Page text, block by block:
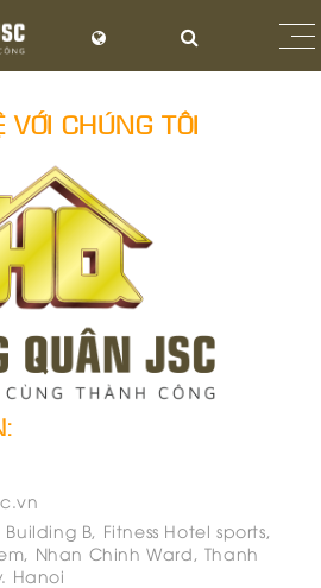
VỚI CHÚNG TÔI
B, Fitness Hotel sports,
Nhan Chinh Ward, Thanh
Hanoi